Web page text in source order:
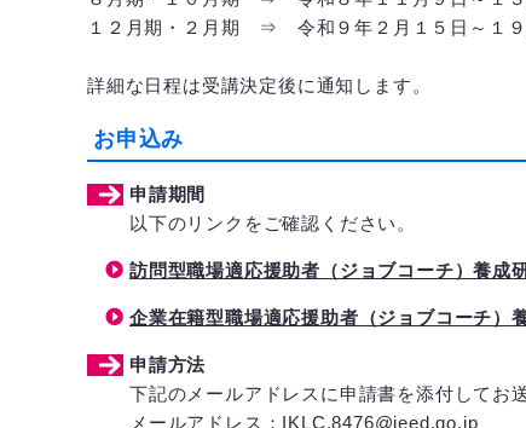
１２月期・２月期 ⇒ 令和９年２月１５日～１９
詳細な日程は受講決定後に通知します。
お申込み
申請期間
以下のリンクをご確認ください。
訪問型職場適応援助者（ジョブコーチ）養成
企業在籍型職場適応援助者（ジョブコーチ）
申請方法
下記のメールアドレスに申請書を添付してお
メールアドレス：IKLC.8476@jeed.go.jp